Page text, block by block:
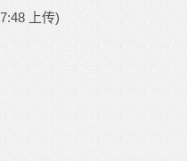
上传)